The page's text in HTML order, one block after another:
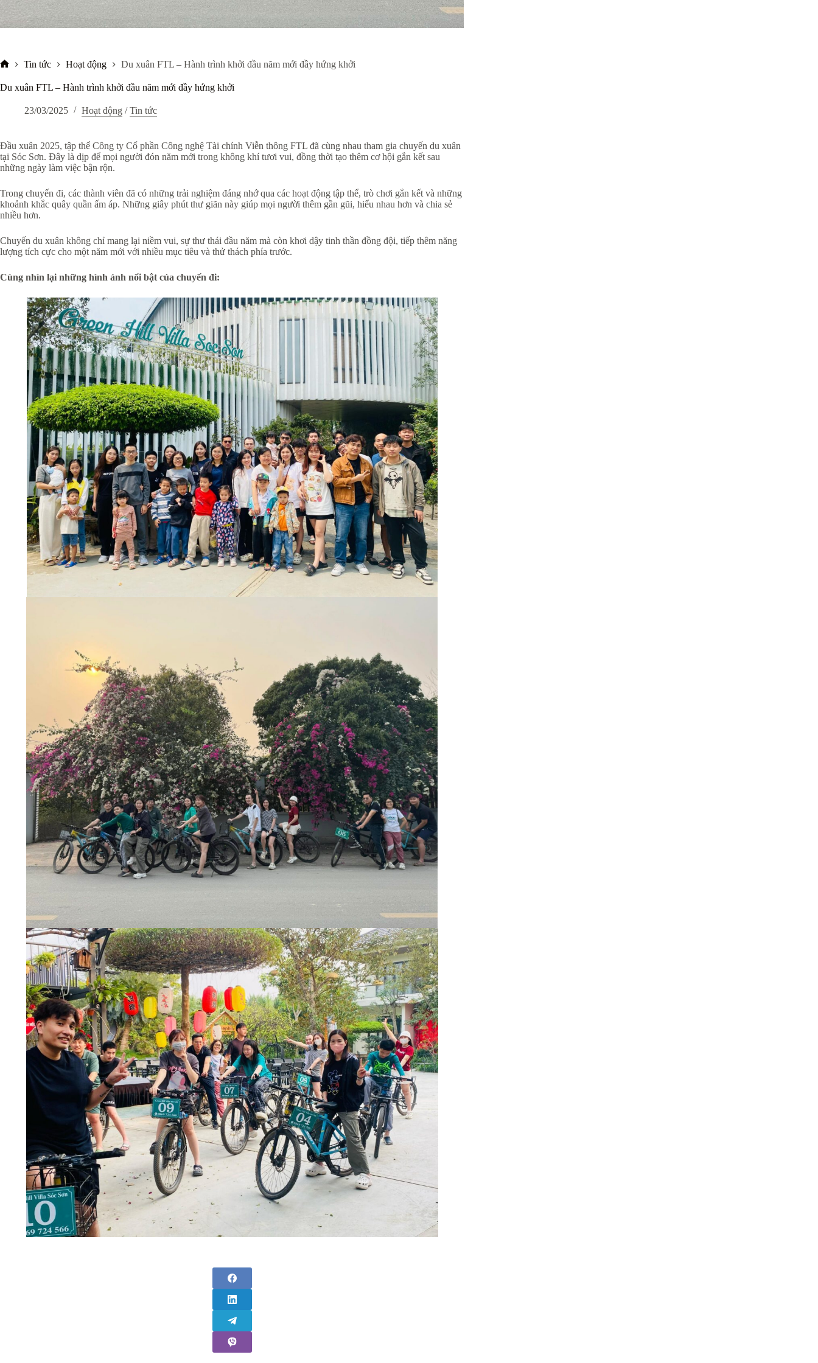
chủ
Tin tức Hoạt động Du xuân FTL – Hành trình khởi đầu năm mới đầy hứng khởi
Du xuân FTL – Hành trình khởi đầu năm mới đầy hứng khởi
23/03/2025 Hoạt động /Tin tức
Đầu xuân 2025, tập thể Công ty Cổ phần Công nghệ Tài chính Viễn thông FTL đã cùng nhau tham gia chuyến du xuân
tại Sóc Sơn. Đây là dịp để mọi người đón năm mới trong không khí tươi vui, đồng thời tạo thêm cơ hội gắn kết sau
những ngày làm việc bận rộn.
Trong chuyến đi, các thành viên đã có những trải nghiệm đáng nhớ qua các hoạt động tập thể, trò chơi gắn kết và những
khoảnh khắc quây quần ấm áp. Những giây phút thư giãn này giúp mọi người thêm gần gũi, hiểu nhau hơn và chia sẻ
nhiều hơn.
Chuyến du xuân không chỉ mang lại niềm vui, sự thư thái đầu năm mà còn khơi dậy tinh thần đồng đội, tiếp thêm năng
lượng tích cực cho một năm mới với nhiều mục tiêu và thử thách phía trước.
Cùng nhìn lại những hình ảnh nổi bật của chuyến đi: